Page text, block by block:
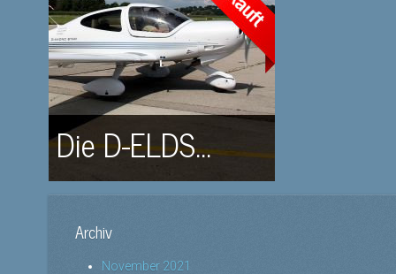
Die D-ELDS...
Archiv
November 2021